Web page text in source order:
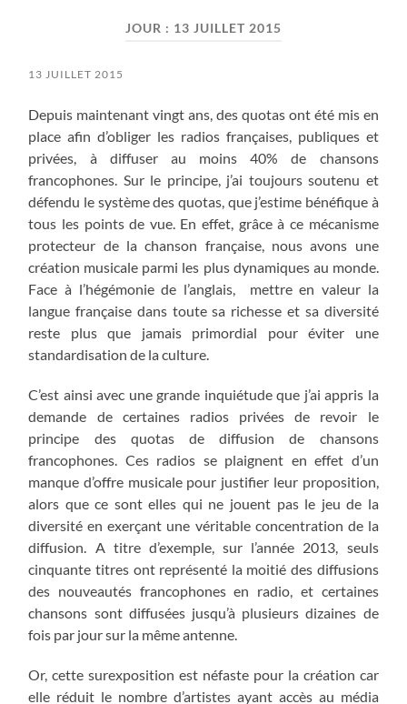
JOUR : 13 JUILLET 2015
13 JUILLET 2015
Depuis maintenant vingt ans, des quotas ont été mis en
place afin d’obliger les radios françaises, publiques et
privées, à diffuser au moins 40% de chansons
francophones. Sur le principe, j’ai toujours soutenu et
défendu le système des quotas, que j’estime bénéfique à
tous les points de vue. En effet, grâce à ce mécanisme
protecteur de la chanson française, nous avons une
création musicale parmi les plus dynamiques au monde.
Face à l’hégémonie de l’anglais, mettre en valeur la
langue française dans toute sa richesse et sa diversité
reste plus que jamais primordial pour éviter une
standardisation de la culture.
C’est ainsi avec une grande inquiétude que j’ai appris la
demande de certaines radios privées de revoir le
principe des quotas de diffusion de chansons
francophones. Ces radios se plaignent en effet d’un
manque d’offre musicale pour justifier leur proposition,
alors que ce sont elles qui ne jouent pas le jeu de la
diversité en exerçant une véritable concentration de la
diffusion. A titre d’exemple, sur l’année 2013, seuls
cinquante titres ont représenté la moitié des diffusions
des nouveautés francophones en radio, et certaines
chansons sont diffusées jusqu’à plusieurs dizaines de
fois par jour sur la même antenne.
Or, cette surexposition est néfaste pour la création car
elle réduit le nombre d’artistes ayant accès au média